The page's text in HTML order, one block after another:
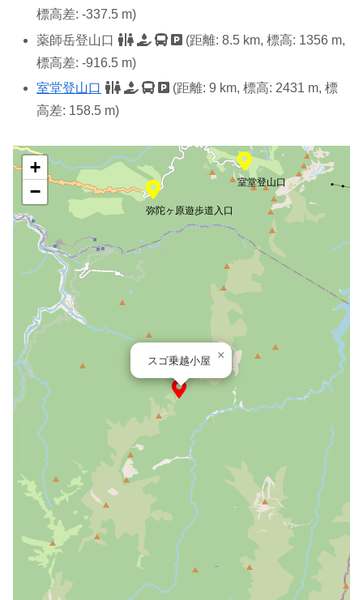
標高差: -337.5 m)
薬師岳登山口
(距離: 8.5 km, 標高: 1356 m,
標高差: -916.5 m)
室堂登山口
(距離: 9 km, 標高: 2431 m, 標
高差: 158.5 m)
弥陀ヶ原遊歩道入口
室堂登山口
スゴ乗越小屋 ×
+
−